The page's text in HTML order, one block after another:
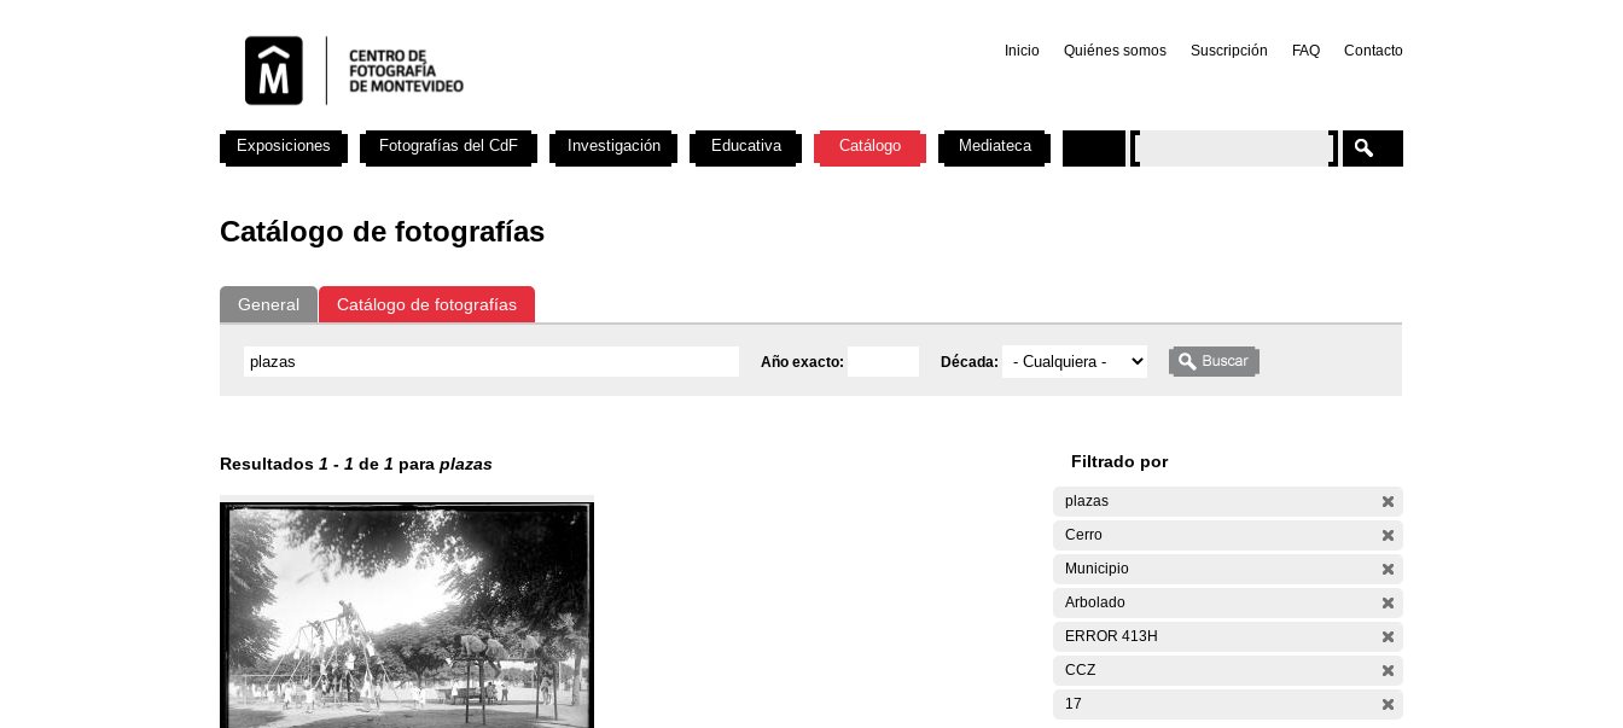
Inicio Quiénes somos Suscripción FAQ Contacto
Catálogo de fotografías
General Catálogo de fotografías
Año exacto: Década:
Resultados 1 - 1 de 1 para plazas Filtrado por
plazas
Cerro
Municipio
Arbolado
ERROR 413H
CCZ
17
Exposiciones Fotografías del CdF Investigación Educativa Catálogo Mediateca